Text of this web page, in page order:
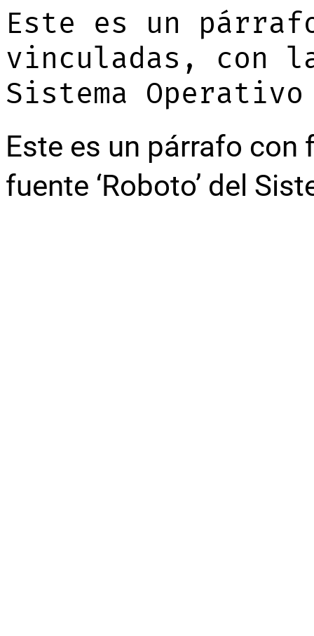
Este es un
vinculadas, con
Sistema
Este es un párrafo
fuente ‘Roboto’ del